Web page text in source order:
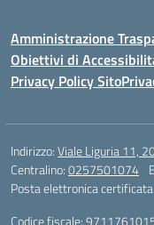
Amministrazione
Obiettivi di
Privacy Policy Sito
Indirizzo:Viale Liguria 11,
Centralino:0257501074
Posta elettronica certificata
Codice fiscale: